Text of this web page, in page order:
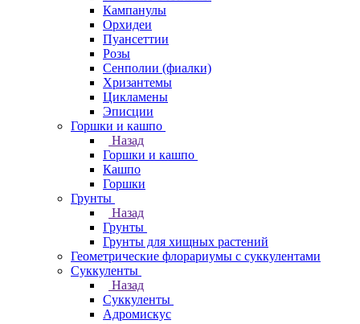
Кампанулы
Орхидеи
Пуансеттии
Розы
Сенполии (фиалки)
Хризантемы
Цикламены
Эписции
Горшки и кашпо
Назад
Горшки и кашпо
Кашпо
Горшки
Грунты
Назад
Грунты
Грунты для хищных растений
Геометрические флорариумы с суккулентами
Суккуленты
Назад
Суккуленты
Адромискус